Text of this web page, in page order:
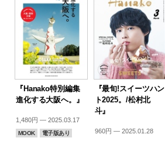
『Hanako特別編集
進化する大阪へ。』
1,480円 — 2025.03.17
MOOK 電子版あり
『最旬!スイーツハン
ト2025。/松村北
斗』
960円 — 2025.01.28